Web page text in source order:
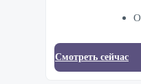
Смотреть сейчас